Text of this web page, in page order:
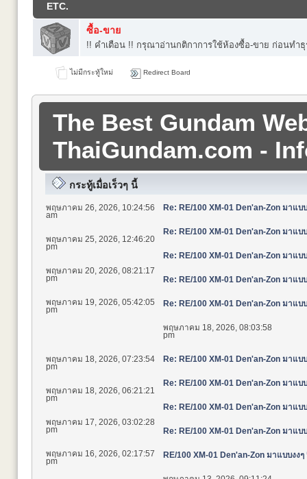
ETC.
ซื้อ-ขาย
!! คำเตือน !! กรุณาอ่านกติกาการใช้ห้องซื้อ-ขาย ก่อนทำธุ
ไม่มีกระทู้ใหม่ Redirect Board
The Best Gundam
ThaiGundam.com -
กระทู้เมื่อเร็วๆ นี้
Re: RE/100 XM-01 Den'an-Zon มาแบ
พฤษภาคม 26, 2026, 10:24:56
am
Re: RE/100 XM-01 Den'an-Zon มาแบ
พฤษภาคม 25, 2026, 12:46:20
pm
Re: RE/100 XM-01 Den'an-Zon มาแบ
พฤษภาคม 20, 2026, 08:21:17
pm
Re: RE/100 XM-01 Den'an-Zon มาแบ
พฤษภาคม 19, 2026, 05:42:05
pm
Re: RE/100 XM-01 Den'an-Zon มาแบ
พฤษภาคม 18, 2026, 08:03:58
pm
Re: RE/100 XM-01 Den'an-Zon มาแบ
พฤษภาคม 18, 2026, 07:23:54
pm
Re: RE/100 XM-01 Den'an-Zon มาแบ
พฤษภาคม 18, 2026, 06:21:21
pm
Re: RE/100 XM-01 Den'an-Zon มาแบ
พฤษภาคม 17, 2026, 03:02:28
pm
Re: RE/100 XM-01 Den'an-Zon มาแบ
พฤษภาคม 16, 2026, 02:17:57
pm
RE/100 XM-01 Den'an-Zon มาแบบงงๆ